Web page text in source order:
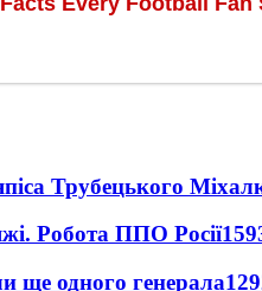
Трубецького
Робота ППО Росії
ще одного генерала